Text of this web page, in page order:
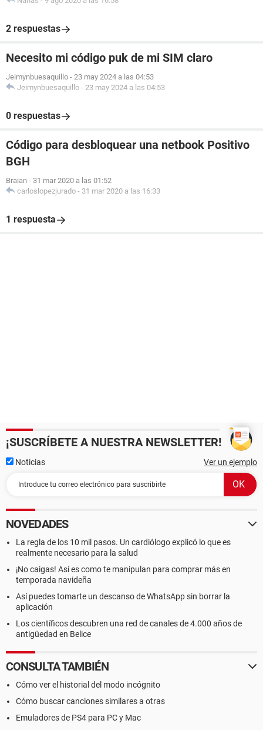
2 respuestas
Necesito mi código puk de mi SIM claro
Jeimynbuesaquillo - 23 may 2024 a las 04:53
Jeimynbuesaquillo - 23 may 2024 a las 04:53
0 respuestas
Código para desbloquear una netbook Positivo
BGH
Braian - 31 mar 2020 a las 01:52
carloslopezjurado - 31 mar 2020 a las 16:33
1 respuesta
¡SUSCRÍBETE A NUESTRA NEWSLETTER!
Noticias Ver un ejemplo
NOVEDADES
La regla de los 10 mil pasos. Un cardiólogo explicó lo que es
realmente necesario para la salud
¡No caigas! Así es como te manipulan para comprar más en
temporada navideña
Así puedes tomarte un descanso de WhatsApp sin borrar la
aplicación
Los científicos descubren una red de canales de 4.000 años de
antigüedad en Belice
CONSULTA TAMBIÉN
Cómo ver el historial del modo incógnito
Cómo buscar canciones similares a otras
Emuladores de PS4 para PC y Mac